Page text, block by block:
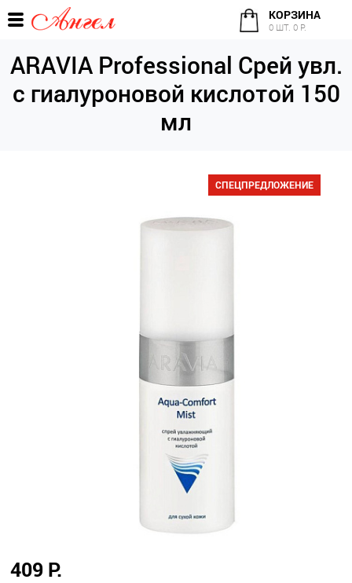
КОРЗИНА
0 ШТ. 0 Р.
ARAVIA Professional Срей увл.
с гиалуроновой кислотой 150
мл
СПЕЦПРЕДЛОЖЕНИЕ
409 Р.